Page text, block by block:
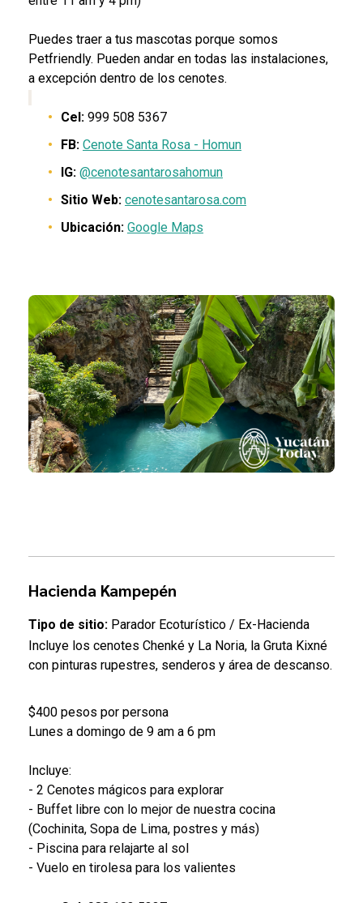
Puedes traer a tus mascotas porque somos
Petfriendly. Pueden andar en todas las instalaciones,
a excepción dentro de los cenotes.
Cel: 999 508 5367
FB: Cenote Santa Rosa - Homun
IG: @cenotesantarosahomun
Sitio Web: cenotesantarosa.com
Ubicación: Google Maps
Hacienda Kampepén
Tipo de sitio: Parador Ecoturístico / Ex-Hacienda
Incluye los cenotes Chenké y La Noria, la Gruta Kixné
con pinturas rupestres, senderos y área de descanso.
$400 pesos por persona
Lunes a domingo de 9 am a 6 pm
Incluye:
- 2 Cenotes mágicos para explorar
- Buffet libre con lo mejor de nuestra cocina
(Cochinita, Sopa de Lima, postres y más)
- Piscina para relajarte al sol
- Vuelo en tirolesa para los valientes